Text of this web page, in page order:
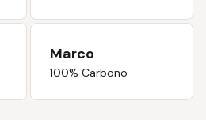
Marco
100% Carbono